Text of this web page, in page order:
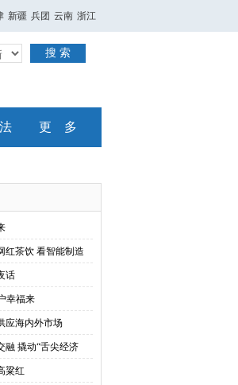
新疆 兵团 云南 浙江
搜 索
更 多
红茶饮 看智能制造
话
幸福来
应海内外市场
融 撬动“舌尖经济
粱红